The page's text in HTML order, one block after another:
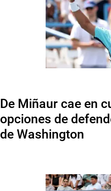
De Miñaur cae en
opciones de
de Washington